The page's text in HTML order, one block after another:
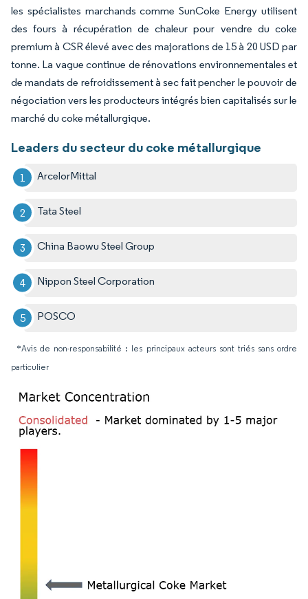
les spécialistes marchands comme SunCoke Energy utilisent
des fours à récupération de chaleur pour vendre du coke
premium à CSR élevé avec des majorations de 15 à 20 USD par
tonne. La vague continue de rénovations environnementales et
de mandats de refroidissement à sec fait pencher le pouvoir de
négociation vers les producteurs intégrés bien capitalisés sur le
marché du coke métallurgique.
Leaders du secteur du coke métallurgique
ArcelorMittal
Tata Steel
China Baowu Steel Group
Nippon Steel Corporation
POSCO
*Avis de non-responsabilité : les principaux acteurs sont triés sans ordre
particulier